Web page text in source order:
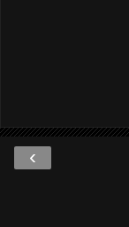
‹